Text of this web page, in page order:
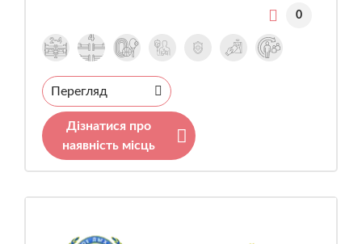
0
Перегляд
Дізнатися про
наявність місць